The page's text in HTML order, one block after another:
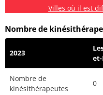
Villes où il est
Nombre de
2023
Nombre de
kinésithérapeutes
0